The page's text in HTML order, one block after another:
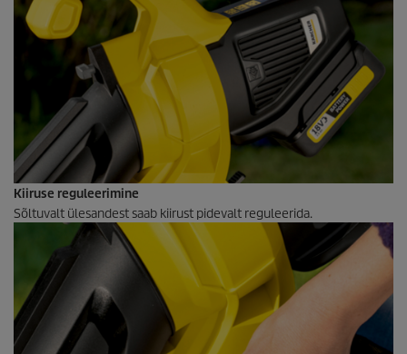
Kiiruse reguleerimine
Sõltuvalt ülesandest saab kiirust pidevalt reguleerida.